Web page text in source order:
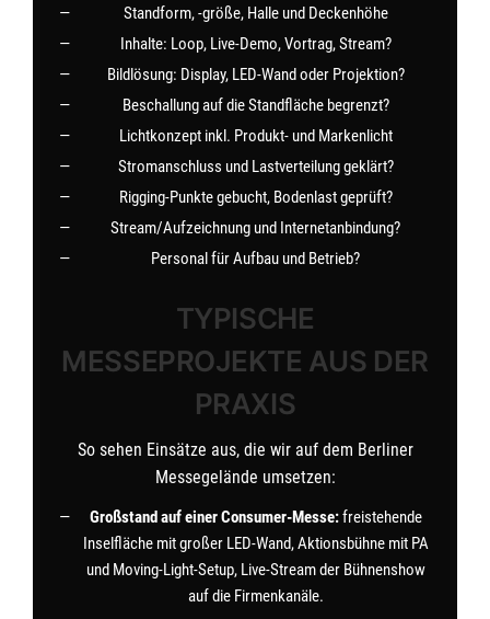
Standform, -größe, Halle und Deckenhöhe
Inhalte: Loop, Live-Demo, Vortrag, Stream?
Bildlösung: Display, LED-Wand oder Projektion?
Beschallung auf die Standfläche begrenzt?
Lichtkonzept inkl. Produkt- und Markenlicht
Stromanschluss und Lastverteilung geklärt?
Rigging-Punkte gebucht, Bodenlast geprüft?
Stream/Aufzeichnung und Internetanbindung?
Personal für Aufbau und Betrieb?
TYPISCHE
MESSEPROJEKTE AUS DER
PRAXIS
So sehen Einsätze aus, die wir auf dem Berliner
Messegelände umsetzen:
Großstand auf einer Consumer-Messe:freistehende
Inselfläche mit großer LED-Wand, Aktionsbühne mit PA
und Moving-Light-Setup, Live-Stream der Bühnenshow
auf die Firmenkanäle.